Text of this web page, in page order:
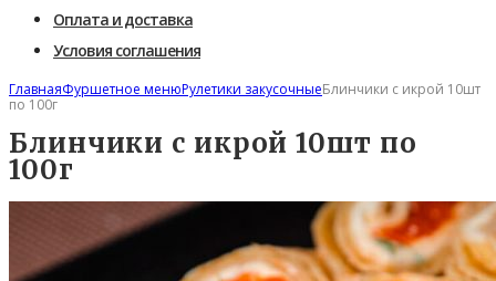
Оплата и доставка
Условия соглашения
ГлавнаяФуршетное менюРулетики закусочныеБлинчики с икрой 10шт
по 100г
Блинчики с икрой 10шт по
100г